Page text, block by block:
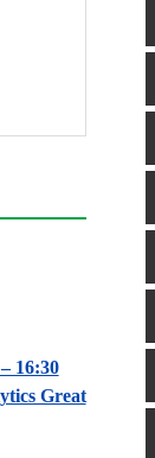
16:30
Great